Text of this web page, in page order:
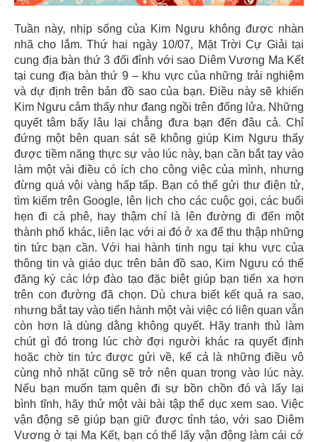
Tuần này, nhịp sống của Kim Ngưu không được nhàn
nhã cho lắm. Thứ hai ngày 10/07, Mặt Trời Cự Giải tại
cung địa bàn thứ 3 đối đỉnh với sao Diêm Vương Ma Kết
tại cung địa bàn thứ 9 – khu vực của những trải nghiệm
và dự định trên bản đồ sao của bạn. Điều này sẽ khiến
Kim Ngưu cảm thấy như đang ngồi trên đống lửa. Những
quyết tâm bấy lâu lại chẳng đưa bạn đến đâu cả. Chỉ
đứng một bên quan sát sẽ không giúp Kim Ngưu thấy
được tiềm năng thực sự vào lúc này, bạn cần bắt tay vào
làm một vài điều có ích cho công việc của mình, nhưng
đừng quá vội vàng hấp tấp. Bạn có thể gửi thư điện tử,
tìm kiếm trên Google, lên lịch cho các cuộc gọi, các buổi
hẹn đi cà phê, hay thậm chí là lên đường đi đến một
thành phố khác, liên lạc với ai đó ở xa để thu thập những
tin tức bạn cần. Với hai hành tinh ngụ tại khu vực của
thông tin và giáo dục trên bản đồ sao, Kim Ngưu có thể
đăng ký các lớp đào tạo đặc biệt giúp bạn tiến xa hơn
trên con đường đã chọn. Dù chưa biết kết quả ra sao,
nhưng bắt tay vào tiến hành một vài việc có liên quan vẫn
còn hơn là dùng dằng không quyết. Hãy tranh thủ làm
chút gì đó trong lúc chờ đợi người khác ra quyết định
hoặc chờ tin tức được gửi về, kể cả là những điều vô
cùng nhỏ nhặt cũng sẽ trở nên quan trọng vào lúc này.
Nếu bạn muốn tạm quên đi sự bồn chồn đó và lấy lại
bình tĩnh, hãy thử một vài bài tập thể dục xem sao. Việc
vận động sẽ giúp bạn giữ được tỉnh táo, với sao Diêm
Vương ở tại Ma Kết, bạn có thể lấy vận động làm cái cớ